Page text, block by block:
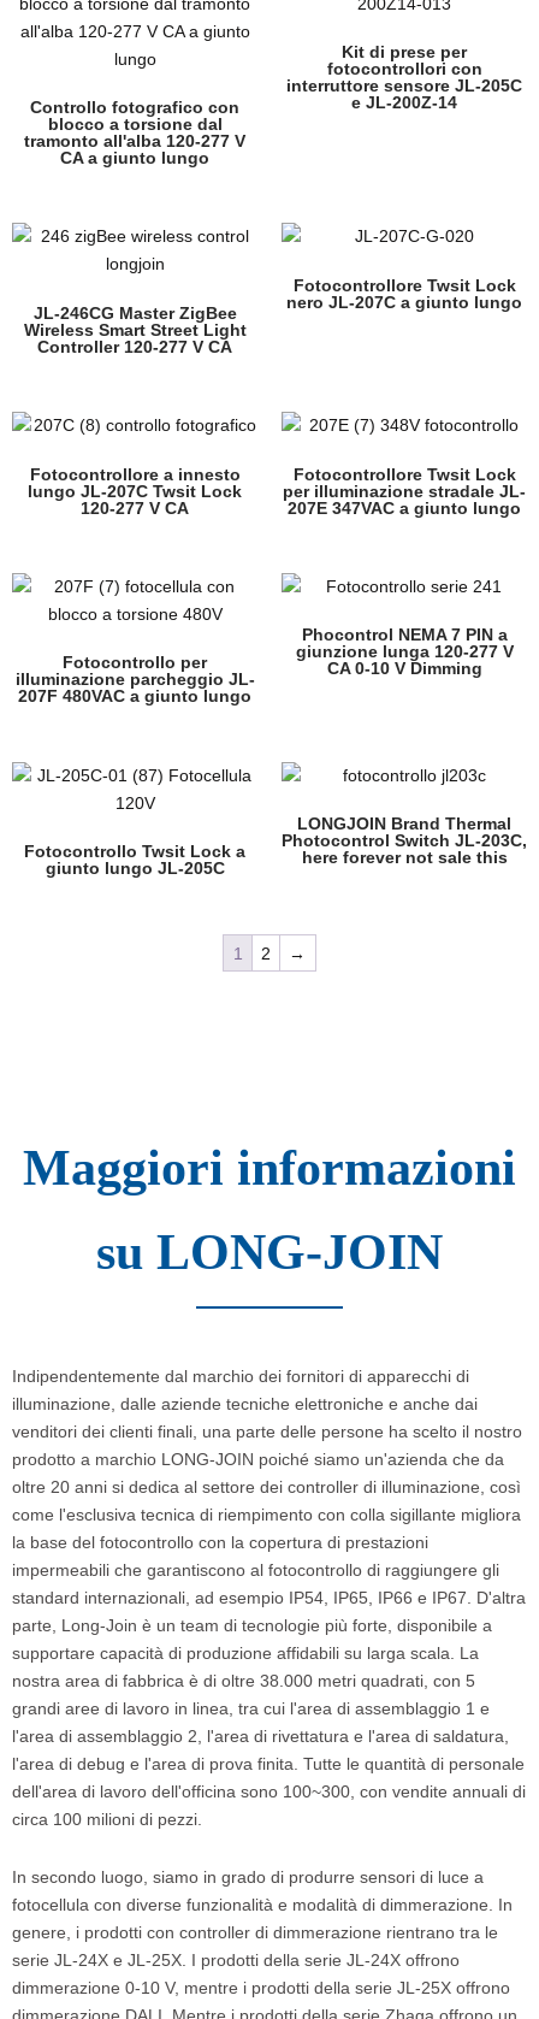
Controllo fotografico con
blocco a torsione dal
tramonto all'alba 120-277 V
CA a giunto lungo
Kit di prese per
fotocontrollori con
interruttore sensore JL-205C
e JL-200Z-14
JL-246CG Master ZigBee
Wireless Smart Street Light
Controller 120-277 V CA
Fotocontrollore Twsit Lock
nero JL-207C a giunto lungo
Fotocontrollore a innesto
lungo JL-207C Twsit Lock
120-277 V CA
Fotocontrollore Twsit Lock
per illuminazione stradale JL-
207E 347VAC a giunto lungo
Fotocontrollo per
illuminazione parcheggio JL-
207F 480VAC a giunto lungo
Phocontrol NEMA 7 PIN a
giunzione lunga 120-277 V
CA 0-10 V Dimming
Fotocontrollo Twsit Lock a
giunto lungo JL-205C
LONGJOIN Brand Thermal
Photocontrol Switch JL-203C,
here forever not sale this
1 2 →
Maggiori informazioni
su LONG-JOIN
Indipendentemente dal marchio dei fornitori di apparecchi di
illuminazione, dalle aziende tecniche elettroniche e anche dai
venditori dei clienti finali, una parte delle persone ha scelto il nostro
prodotto a marchio LONG-JOIN poiché siamo un'azienda che da
oltre 20 anni si dedica al settore dei controller di illuminazione, così
come l'esclusiva tecnica di riempimento con colla sigillante migliora
la base del fotocontrollo con la copertura di prestazioni
impermeabili che garantiscono al fotocontrollo di raggiungere gli
standard internazionali, ad esempio IP54, IP65, IP66 e IP67. D'altra
parte, Long-Join è un team di tecnologie più forte, disponibile a
supportare capacità di produzione affidabili su larga scala. La
nostra area di fabbrica è di oltre 38.000 metri quadrati, con 5
grandi aree di lavoro in linea, tra cui l'area di assemblaggio 1 e
l'area di assemblaggio 2, l'area di rivettatura e l'area di saldatura,
l'area di debug e l'area di prova finita. Tutte le quantità di personale
dell'area di lavoro dell'officina sono 100~300, con vendite annuali di
circa 100 milioni di pezzi.
In secondo luogo, siamo in grado di produrre sensori di luce a
fotocellula con diverse funzionalità e modalità di dimmerazione. In
genere, i prodotti con controller di dimmerazione rientrano tra le
serie JL-24X e JL-25X. I prodotti della serie JL-24X offrono
dimmerazione 0-10 V, mentre i prodotti della serie JL-25X offrono